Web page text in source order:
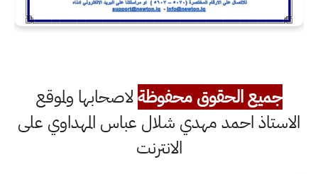
جميع الحقوق محفوظةلاصحابها ولموقع
الاستاذ احمد مهدي شلال عباس المهداوي على
الانترنت